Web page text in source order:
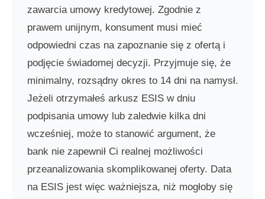
zawarcia umowy kredytowej. Zgodnie z
prawem unijnym, konsument musi mieć
odpowiedni czas na zapoznanie się z ofertą i
podjęcie świadomej decyzji. Przyjmuje się, że
minimalny, rozsądny okres to 14 dni na namysł.
Jeżeli otrzymałeś arkusz ESIS w dniu
podpisania umowy lub zaledwie kilka dni
wcześniej, może to stanowić argument, że
bank nie zapewnił Ci realnej możliwości
przeanalizowania skomplikowanej oferty. Data
na ESIS jest więc ważniejsza, niż mogłoby się